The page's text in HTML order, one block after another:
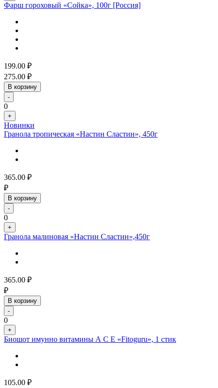
Фарш гороховый «Сойка», 100г [Россия]
199.00 ₽
275.00 ₽
В корзину
-
0
+
Новинки
Гранола тропическая «Настин Сластин», 450г
365.00 ₽
₽
В корзину
-
0
+
Гранола малиновая «Настин Сластин»,450г
365.00 ₽
₽
В корзину
-
0
+
Биошот имунно витамины А С Е «Fitoguru», 1 стик
105.00 ₽